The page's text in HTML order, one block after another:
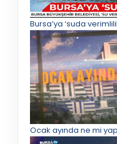
Bursa’ya ‘suda
Ocak ayında ne mi